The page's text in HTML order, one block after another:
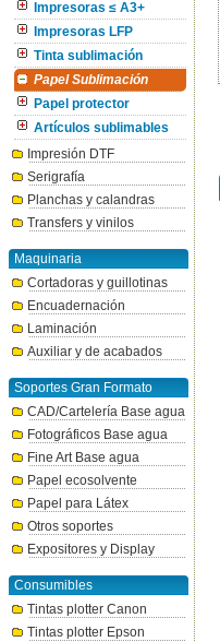
Impresoras ≤ A3+
Impresoras LFP
Tinta sublimación
Papel Sublimación
Papel protector
Artículos sublimables
Impresión DTF
Serigrafía
Planchas y calandras
Transfers y vinilos
Maquinaria
Cortadoras y guillotinas
Encuadernación
Laminación
Auxiliar y de acabados
Soportes Gran Formato
CAD/Cartelería Base agua
Fotográficos Base agua
Fine Art Base agua
Papel ecosolvente
Papel para Látex
Otros soportes
Expositores y Display
Consumibles
Tintas plotter Canon
Tintas plotter Epson